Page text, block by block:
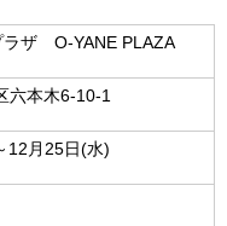
ラザ O-YANE PLAZA
六本木6-10-1
12月25日(水)